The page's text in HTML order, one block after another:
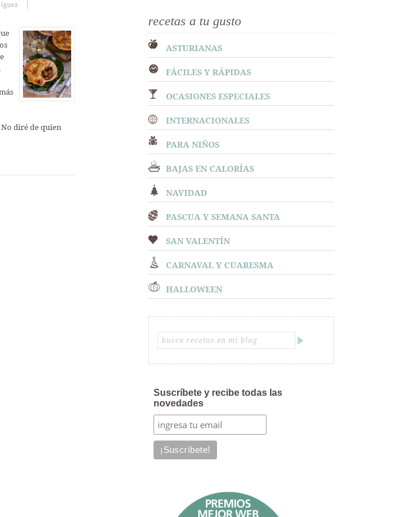
diré de quien
recetas a tu gusto
ASTURIANAS
FÁCILES Y RÁPIDAS
OCASIONES ESPECIALES
INTERNACIONALES
PARA NIÑOS
BAJAS EN CALORÍAS
NAVIDAD
PASCUA Y SEMANA SANTA
SAN VALENTÍN
CARNAVAL Y CUARESMA
HALLOWEEN
Suscríbete y recibe todas las
novedades